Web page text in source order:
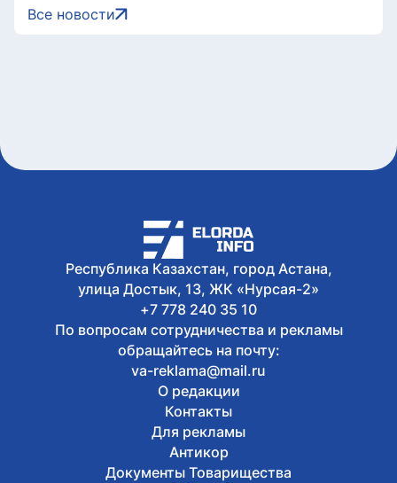
8 августа, 2026
Жители Астаны получат возможность
Как очищают реку Есиль от
водорослей, тины и мусора в Астане
Все новости
Республика Казахстан, город Астана,
улица Достык, 13, ЖК «Нурсая-2»
+7 778 240 35 10
По вопросам сотрудничества и рекламы
обращайтесь на почту:
va-reklama@mail.ru
О редакции
Контакты
Для рекламы
Антикор
Документы Товарищества